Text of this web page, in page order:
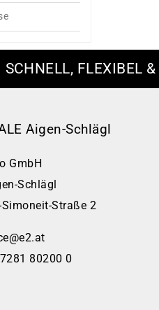
SCHNELL, FLEXIBEL
Aigen-Schlägl
GmbH
Schlägl
Straße 2
80200 0